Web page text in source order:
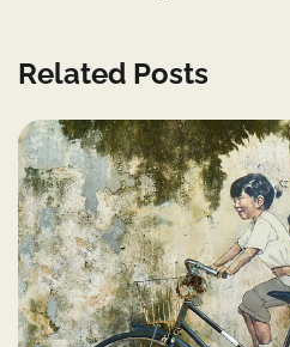
Related Posts